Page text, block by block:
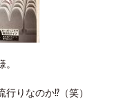
行りなのか⁉️ （笑）